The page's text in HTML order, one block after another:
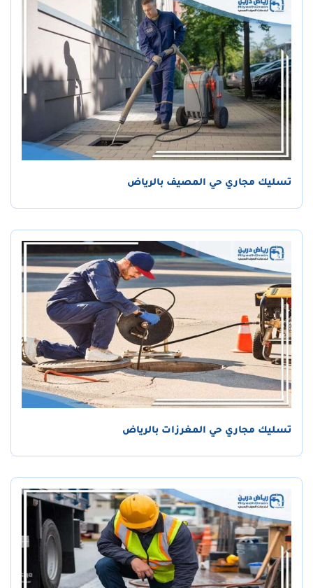
تسليك مجاري حي المصيف بالرياض
تسليك مجاري حي المغرزات بالرياض